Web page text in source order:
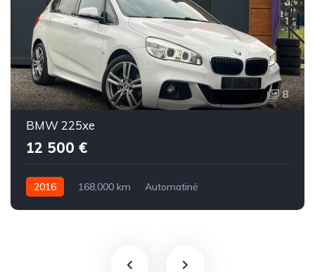
8
BMW 225xe
12 500 €
2016 168,000 km
Automatinė